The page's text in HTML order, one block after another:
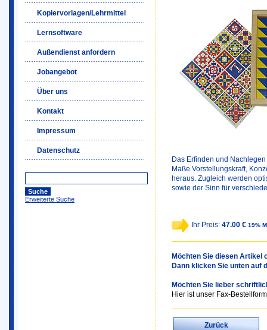
Kopiervorlagen/Lehrmittel
Lernsoftware
Außendienst anfordern
Jobangebot
Über uns
Kontakt
Impressum
Datenschutz
Erweiterte Suche
Das Erfinden und
Maße Vorstellungskraft,
heraus. Zugleich werden
sowie der Sinn für
Ihr Preis: 47.00 € 19%
Möchten Sie diesen Artikel
Dann klicken Sie unten auf
Möchten Sie lieber
Hier ist unser Fax-
Zurück